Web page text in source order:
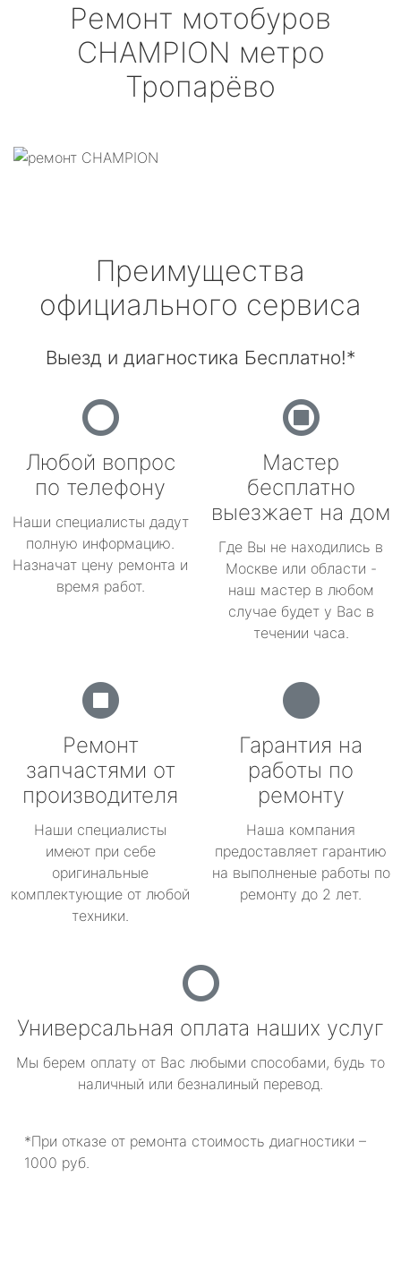
Ремонт мотобуров
CHAMPION метро
Тропарёво
Преимущества
официального сервиса
Выезд и диагностика Бесплатно!*
Любой вопрос
по телефону
Наши специалисты дадут
полную информацию.
Назначат цену ремонта и
время работ.
Мастер
бесплатно
выезжает на дом
Где Вы не находились в
Москве или области -
наш мастер в любом
случае будет у Вас в
течении часа.
Ремонт
запчастями от
производителя
Наши специалисты
имеют при себе
оригинальные
комплектующие от любой
техники.
Гарантия на
работы по
ремонту
Наша компания
предоставляет гарантию
на выполненые работы по
ремонту до 2 лет.
Универсальная оплата наших услуг
Мы берем оплату от Вас любыми способами, будь то
наличный или безналиный перевод.
*При отказе от ремонта стоимость диагностики –
1000 руб.